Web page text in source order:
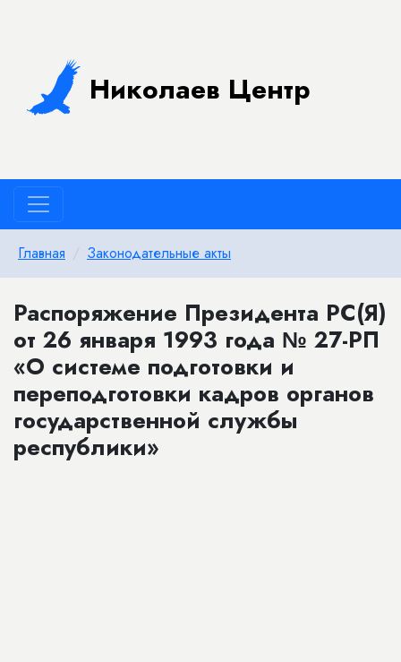
Николаев Центр
Главная Законодательные акты
Распоряжение Президента РС(Я)
от 26 января 1993 года № 27-РП
«О системе подготовки и
переподготовки кадров органов
государственной службы
республики»